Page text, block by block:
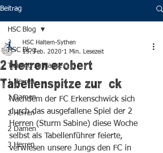
Beitrag
HSC Blog
Training zu Hause
1 Herren
1 Damen
2 Herren
2 Damen
3 Herren
HSC Blog
2 Herren erobert
Tabellenspitze zurück
HSC Haltern-Sythen
15. Feb. 2020 1 Min. Lesezeit
Nachdem der FC Erkenschwick sich
durch das ausgefallene Spiel der 2
Herren (Sturm Sabine) diese Woche
selbst als Tabellenführer feierte,
verwiesen unsere Jungs den FC in